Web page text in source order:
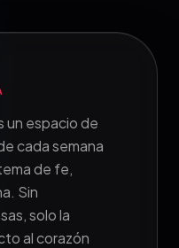
un espacio de
cada semana
de fe,
Sin
solo la
al corazón